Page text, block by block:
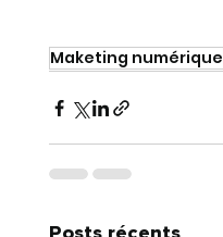
Maketing numérique